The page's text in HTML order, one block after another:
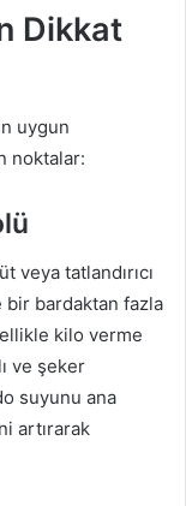
Dikkat
uygun
noktalar:
veya tatlandırıcı
bir bardaktan fazla
kilo verme
ve şeker
suyunu ana
artırarak